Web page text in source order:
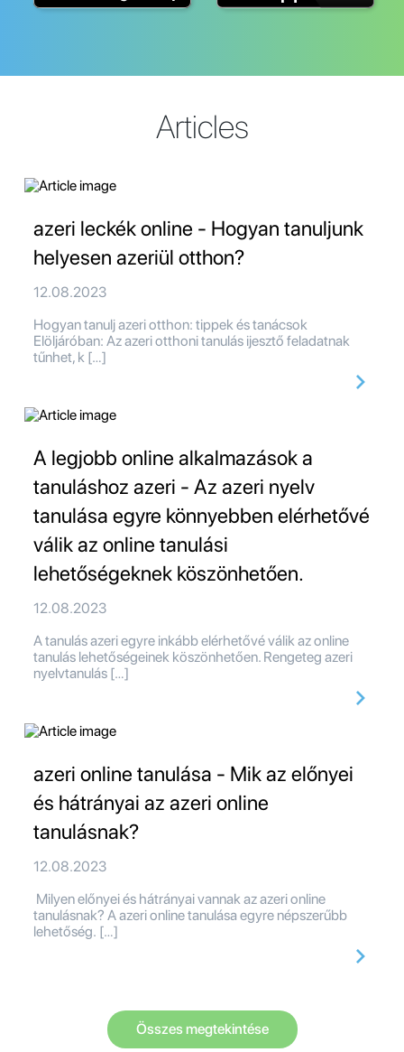
Articles
azeri leckék online - Hogyan tanuljunk
helyesen azeriül otthon?
12.08.2023
Hogyan tanulj azeri otthon: tippek és tanácsok
Elöljáróban: Az azeri otthoni tanulás ijesztő feladatnak
tűnhet, k […]
A legjobb online alkalmazások a
tanuláshoz azeri - Az azeri nyelv
tanulása egyre könnyebben elérhetővé
válik az online tanulási
lehetőségeknek köszönhetően.
12.08.2023
A tanulás azeri egyre inkább elérhetővé válik az online
tanulás lehetőségeinek köszönhetően. Rengeteg azeri
nyelvtanulás […]
azeri online tanulása - Mik az előnyei
és hátrányai az azeri online
tanulásnak?
12.08.2023
Milyen előnyei és hátrányai vannak az azeri online
tanulásnak? A azeri online tanulása egyre népszerűbb
lehetőség. […]
Összes megtekintése